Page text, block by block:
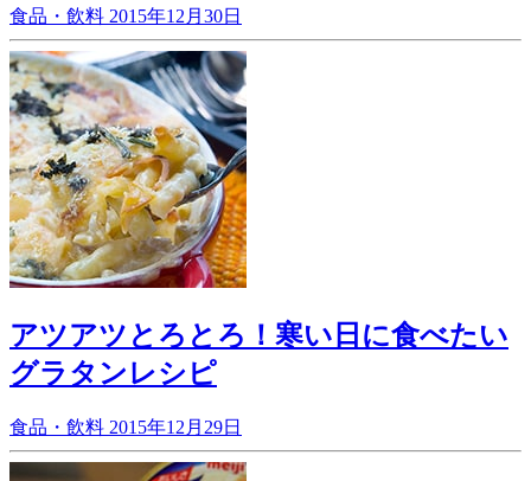
食品・飲料 2015年12月30日
アツアツとろとろ！寒い日に食べたい
グラタンレシピ
食品・飲料 2015年12月29日